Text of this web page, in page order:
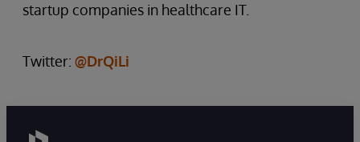
startup companies in healthcare IT.
Twitter: @DrQiLi